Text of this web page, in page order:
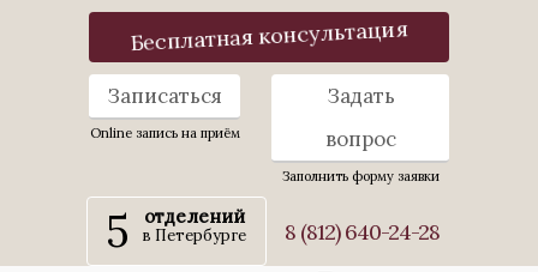
Бесплатная консультация
Записаться
Online запись на приём
Задать
вопрос
Заполнить форму заявки
5 отделений
в Петербурге 8 (812) 640-24-28